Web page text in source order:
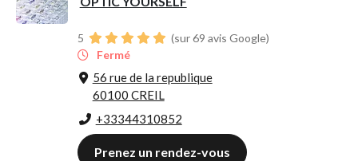
5
(sur 69 avis Google)
Fermé
56 rue de la republique
60100 CREIL
+33344310852
Prenez un rendez-vous